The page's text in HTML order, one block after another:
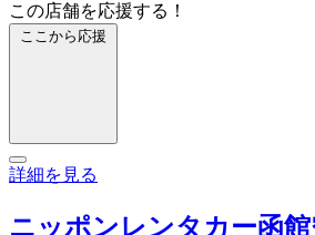
この店舗を応援する！
ここから応援
詳細を見る
ニッポンレンタカー函